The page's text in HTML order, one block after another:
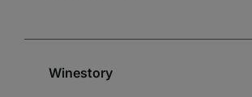
Winestory